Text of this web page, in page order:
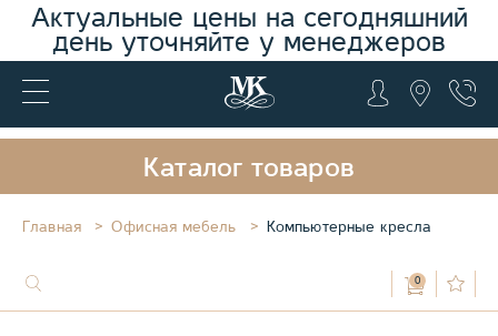
Актуальные цены на сегодняшний
день уточняйте у менеджеров
Каталог товаров
Главная Офисная мебель Компьютерные кресла
0